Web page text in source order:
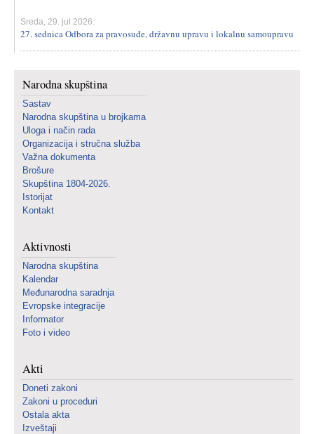
Sreda, 29. jul 2026.
27. sednica Odbora za pravosuđe, državnu upravu i lokalnu samoupravu
Narodna skupština
Sastav
Narodna skupština u brojkama
Uloga i način rada
Organizacija i stručna služba
Važna dokumenta
Brošure
Skupština 1804-2026.
Istorijat
Kontakt
Aktivnosti
Narodna skupština
Kalendar
Međunarodna saradnja
Evropske integracije
Informator
Foto i video
Akti
Doneti zakoni
Zakoni u proceduri
Ostala akta
Izveštaji